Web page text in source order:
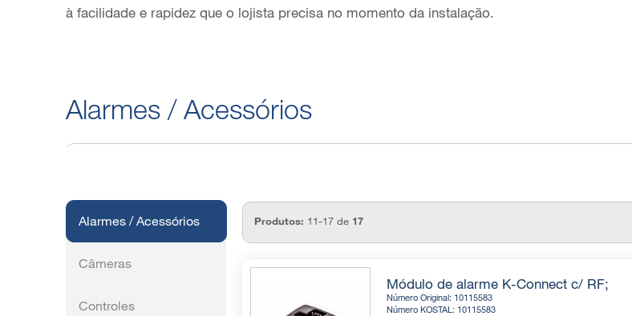
à facilidade e rapidez que o lojista precisa no momento da instalação.
Alarmes / Acessórios
Alarmes / Acessórios
Câmeras
Controles
Produtos: 11-17 de 17
Módulo de alarme K-Connect c/ RF;
Número Original: 10115583
Número KOSTAL: 10115583